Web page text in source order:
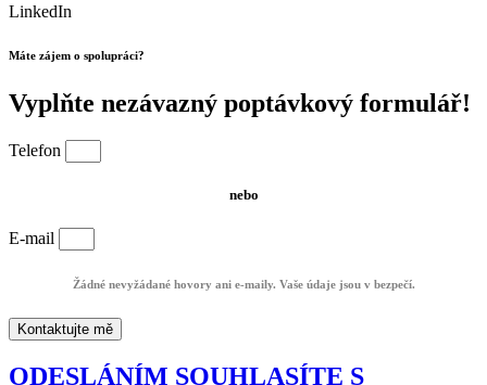
LinkedIn
Máte zájem o spolupráci?
Vyplňte nezávazný poptávkový formulář!
Telefon
nebo
E-mail
Žádné nevyžádané hovory ani e-maily. Vaše údaje jsou v bezpečí.
Kontaktujte mě
ODESLÁNÍM SOUHLASÍTE S